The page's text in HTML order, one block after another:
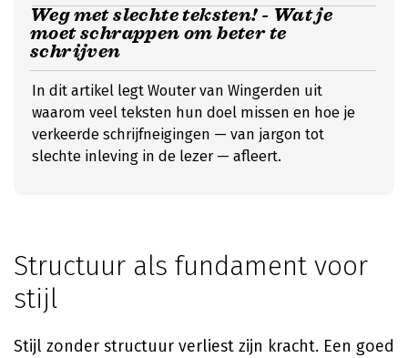
Weg met slechte teksten! - Wat je
moet schrappen om beter te
schrijven
In dit artikel legt Wouter van Wingerden uit
waarom veel teksten hun doel missen en hoe je
verkeerde schrijfneigingen — van jargon tot
slechte inleving in de lezer — afleert.
Structuur als fundament voor
stijl
Stijl zonder structuur verliest zijn kracht. Een goed